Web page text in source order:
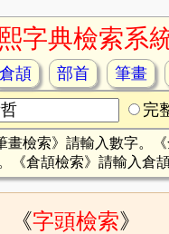
字典檢索系
倉頡 部首 筆畫
完
畫檢索》請輸入數字。
《倉頡檢索》請輸入倉
《字頭檢索》